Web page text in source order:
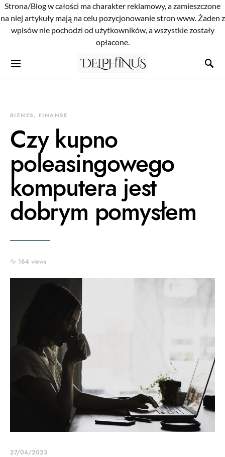
Strona/Blog w całości ma charakter reklamowy, a zamieszczone
na niej artykuły mają na celu pozycjonowanie stron www. Żaden z
wpisów nie pochodzi od użytkowników, a wszystkie zostały
opłacone.
BIZNES, FINANSE
Czy kupno
poleasingowego
komputera jest
dobrym pomysłem
164 views
27/04/2023